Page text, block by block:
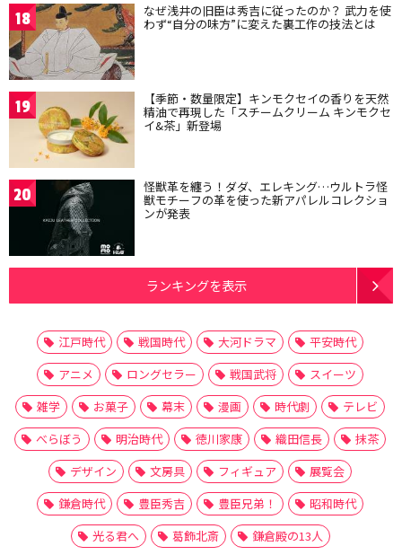
18 なぜ浅井の旧臣は秀吉に従ったのか？ 武力を使
わず“自分の味方”に変えた裏工作の技法とは
19 【季節・数量限定】キンモクセイの香りを天然
精油で再現した「スチームクリーム キンモクセ
イ&茶」新登場
20 怪獣革を纏う！ダダ、エレキング…ウルトラ怪
獣モチーフの革を使った新アパレルコレクショ
ンが発表
ランキングを表示
江戸時代 戦国時代 大河ドラマ
平安時代
アニメ
ロングセラー 戦国武将
スイーツ
雑学
お菓子 幕末 漫画 時代劇
テレビ
べらぼう
明治時代 徳川家康 織田信長
抹茶
デザイン
文房具 フィギュア
展覧会
鎌倉時代
豊臣秀吉 豊臣兄弟！
昭和時代
光る君へ
葛飾北斎 鎌倉殿の13人